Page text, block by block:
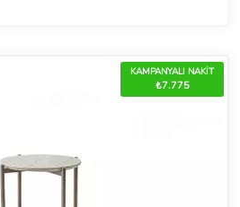
KAMPANYALI NAKİT
₺7.775